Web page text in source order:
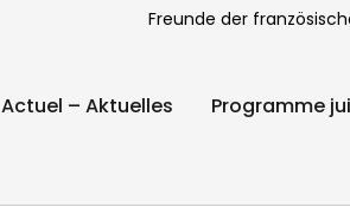
Freunde der
Actuel – Aktuelles Programme